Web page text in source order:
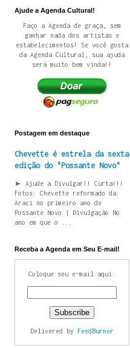
Ajude a Agenda Cultural!
Faço a Agenda de graça, sem
ganhar nada dos artistas e
estabelecimentos! Se você gosta
da Agenda Cultural, sua ajuda
será muito bem vinda!!
Postagem em destaque
Chevette é estrela da sexta
edição do "Possante Novo"
► Ajude a Divulgar!! Curta!!!
Fotos: Chevette reformado da
Araci no primeiro ano de
Possante Novo | Divulgação No
ano em que o ...
Receba a Agenda em Seu E-mail!
Coloque seu e-mail aqui:
Delivered by FeedBurner